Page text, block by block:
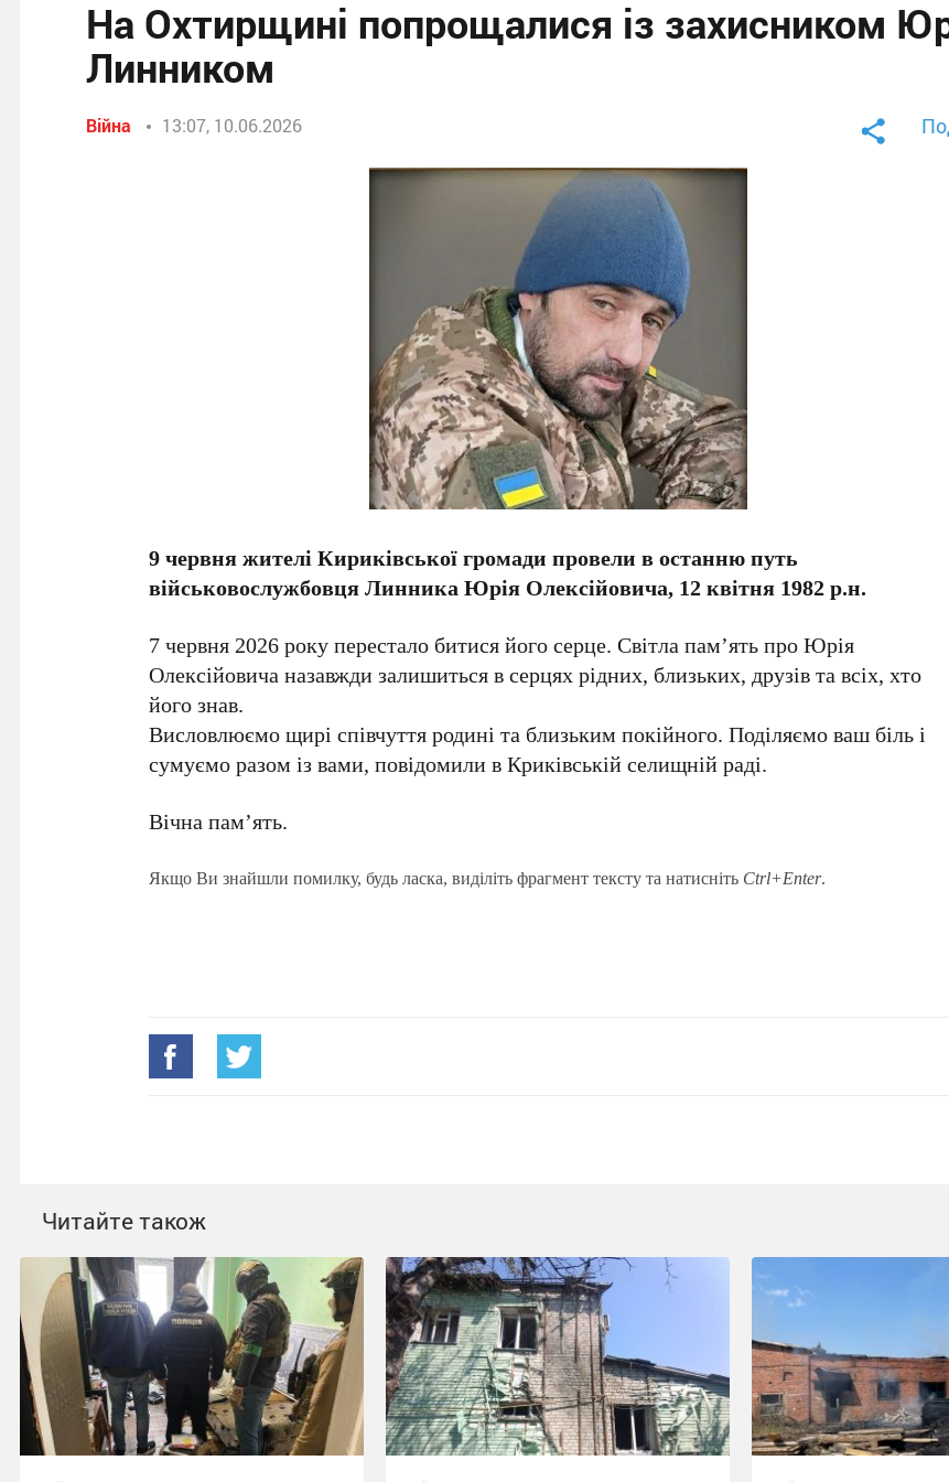
На Охтирщині попрощалися із захисником
Линником
Війна 13:07, 10.06.2026
9 червня жителі Кириківської громади провели в останню путь
військовослужбовця Линника Юрія Олексійовича, 12 квітня 1982 р.н.
7 червня 2026 року перестало битися його серце. Світла пам’ять про Юрія
Олексійовича назавжди залишиться в серцях рідних, близьких, друзів та всіх, хто
його знав.
Висловлюємо щирі співчуття родині та близьким покійного. Поділяємо ваш біль і
сумуємо разом із вами, повідомили в Криківській селищній раді.
Вічна пам’ять.
Якщо Ви знайшли помилку, будь ласка, виділіть фрагмент тексту та натисніть Ctrl+Enter.
Читайте також